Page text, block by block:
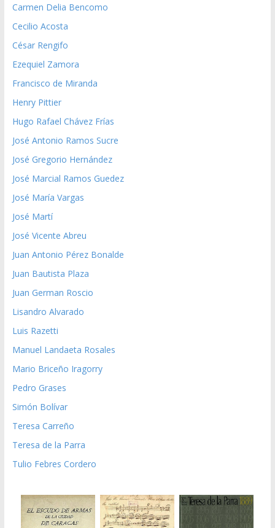
Carmen Delia Bencomo
Cecilio Acosta
César Rengifo
Ezequiel Zamora
Francisco de Miranda
Henry Pittier
Hugo Rafael Chávez Frías
José Antonio Ramos Sucre
José Gregorio Hernández
José Marcial Ramos Guedez
José María Vargas
José Martí
José Vicente Abreu
Juan Antonio Pérez Bonalde
Juan Bautista Plaza
Juan German Roscio
Lisandro Alvarado
Luis Razetti
Manuel Landaeta Rosales
Mario Briceño Iragorry
Pedro Grases
Simón Bolívar
Teresa Carreño
Teresa de la Parra
Tulio Febres Cordero